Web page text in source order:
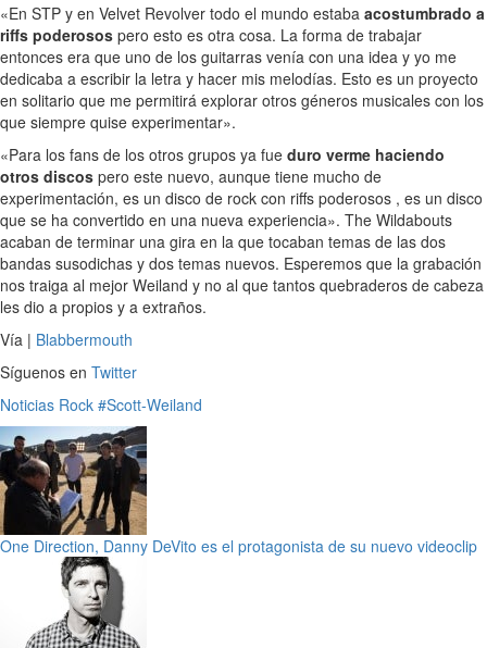
«En STP y en Velvet Revolver todo el mundo estaba acostumbrado a
riffs poderosos pero esto es otra cosa. La forma de trabajar
entonces era que uno de los guitarras venía con una idea y yo me
dedicaba a escribir la letra y hacer mis melodías. Esto es un proyecto
en solitario que me permitirá explorar otros géneros musicales con los
que siempre quise experimentar».
«Para los fans de los otros grupos ya fue duro verme haciendo
otros discos pero este nuevo, aunque tiene mucho de
experimentación, es un disco de rock con riffs poderosos , es un disco
que se ha convertido en una nueva experiencia». The Wildabouts
acaban de terminar una gira en la que tocaban temas de las dos
bandas susodichas y dos temas nuevos. Esperemos que la grabación
nos traiga al mejor Weiland y no al que tantos quebraderos de cabeza
les dio a propios y a extraños.
Vía | Blabbermouth
Síguenos en Twitter
Noticias Rock #Scott-Weiland
One Direction, Danny DeVito es el protagonista de su nuevo videoclip